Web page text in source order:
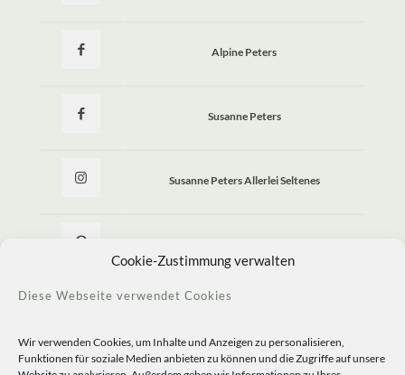
Cookie-Zustimmung verwalten
Diese Webseite verwendet Cookies
Wir verwenden Cookies, um Inhalte und Anzeigen zu personalisieren,
Funktionen für soziale Medien anbieten zu können und die Zugriffe auf unsere
Alpine Peters
Susanne Peters
Susanne Peters Allerlei Seltenes